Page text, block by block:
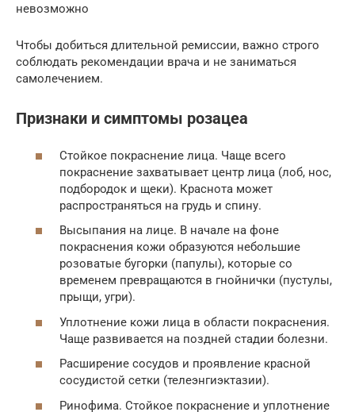
невозможно
Чтобы добиться длительной ремиссии, важно строго
соблюдать рекомендации врача и не заниматься
самолечением.
Признаки и симптомы розацеа
Стойкое покраснение лица. Чаще всего
покраснение захватывает центр лица (лоб, нос,
подбородок и щеки). Краснота может
распространяться на грудь и спину.
Высыпания на лице. В начале на фоне
покраснения кожи образуются небольшие
розоватые бугорки (папулы), которые со
временем превращаются в гнойнички (пустулы,
прыщи, угри).
Уплотнение кожи лица в области покраснения.
Чаще развивается на поздней стадии болезни.
Расширение сосудов и проявление красной
сосудистой сетки (телеэнгиэктазии).
Ринофима. Стойкое покраснение и уплотнение